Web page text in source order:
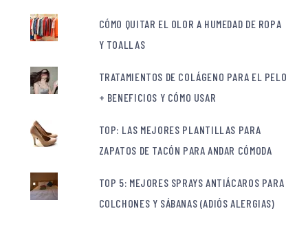
CÓMO QUITAR EL OLOR A HUMEDAD DE ROPA
Y TOALLAS
TRATAMIENTOS DE COLÁGENO PARA EL PELO
+ BENEFICIOS Y CÓMO USAR
TOP: LAS MEJORES PLANTILLAS PARA
ZAPATOS DE TACÓN PARA ANDAR CÓMODA
TOP 5: MEJORES SPRAYS ANTIÁCAROS PARA
COLCHONES Y SÁBANAS (ADIÓS ALERGIAS)